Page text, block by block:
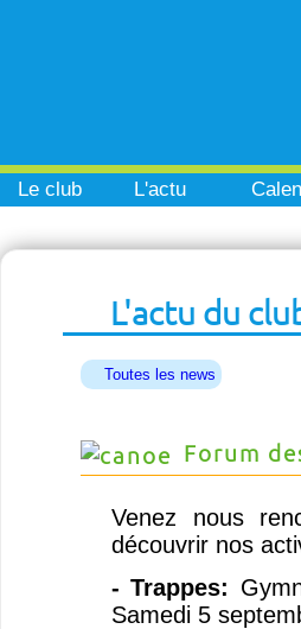
Le club L'actu
L'actu du
Toutes les news
Forum
Venez nous
découvrir nos
- Trappes:
Samedi 5